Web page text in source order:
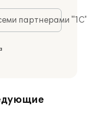
партнерами